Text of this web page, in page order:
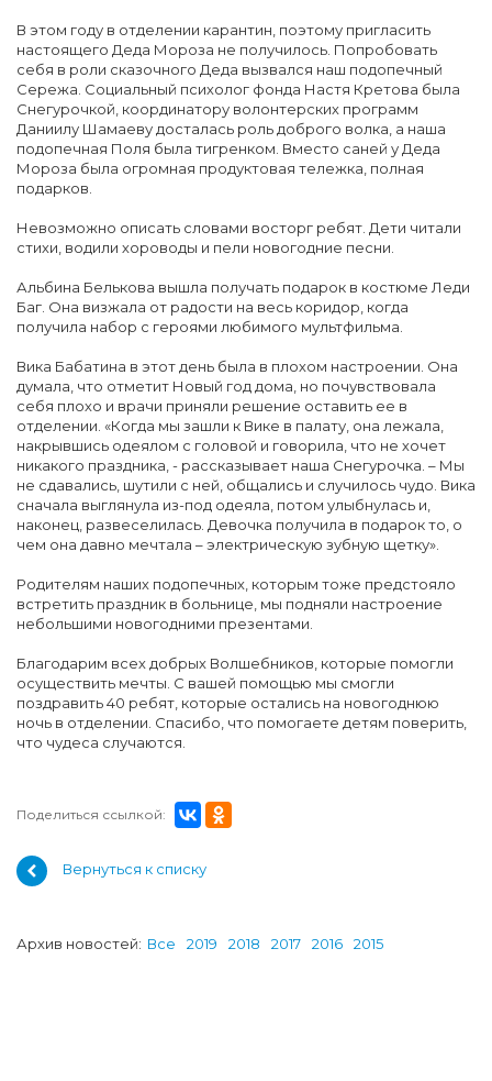
В этом году в отделении карантин, поэтому пригласить
настоящего Деда Мороза не получилось. Попробовать
себя в роли сказочного Деда вызвался наш подопечный
Сережа. Социальный психолог фонда Настя Кретова была
Снегурочкой, координатору волонтерских программ
Даниилу Шамаеву досталась роль доброго волка, а наша
подопечная Поля была тигренком. Вместо саней у Деда
Мороза была огромная продуктовая тележка, полная
подарков.
Невозможно описать словами восторг ребят. Дети читали
стихи, водили хороводы и пели новогодние песни.
Альбина Белькова вышла получать подарок в костюме Леди
Баг. Она визжала от радости на весь коридор, когда
получила набор с героями любимого мультфильма.
Вика Бабатина в этот день была в плохом настроении. Она
думала, что отметит Новый год дома, но почувствовала
себя плохо и врачи приняли решение оставить ее в
отделении. «Когда мы зашли к Вике в палату, она лежала,
накрывшись одеялом с головой и говорила, что не хочет
никакого праздника, - рассказывает наша Снегурочка. – Мы
не сдавались, шутили с ней, общались и случилось чудо. Вика
сначала выглянула из-под одеяла, потом улыбнулась и,
наконец, развеселилась. Девочка получила в подарок то, о
чем она давно мечтала – электрическую зубную щетку».
Родителям наших подопечных, которым тоже предстояло
встретить праздник в больнице, мы подняли настроение
небольшими новогодними презентами.
Благодарим всех добрых Волшебников, которые помогли
осуществить мечты. С вашей помощью мы смогли
поздравить 40 ребят, которые остались на новогоднюю
ночь в отделении. Спасибо, что помогаете детям поверить,
что чудеса случаются.
Поделиться ссылкой:
Вернуться к списку
Архив новостей: Все 2019 2018 2017 2016 2015